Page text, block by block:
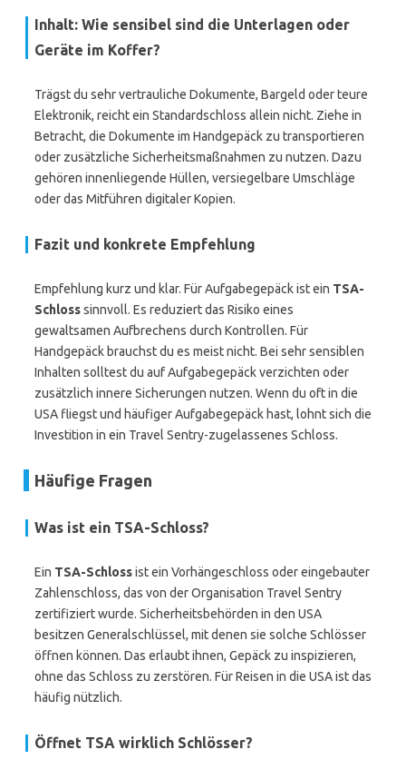
Inhalt: Wie sensibel sind die Unterlagen oder
Geräte im Koffer?
Trägst du sehr vertrauliche Dokumente, Bargeld oder teure
Elektronik, reicht ein Standardschloss allein nicht. Ziehe in
Betracht, die Dokumente im Handgepäck zu transportieren
oder zusätzliche Sicherheitsmaßnahmen zu nutzen. Dazu
gehören innenliegende Hüllen, versiegelbare Umschläge
oder das Mitführen digitaler Kopien.
Fazit und konkrete Empfehlung
Empfehlung kurz und klar. Für Aufgabegepäck ist ein TSA-
Schlosssinnvoll. Es reduziert das Risiko eines
gewaltsamen Aufbrechens durch Kontrollen. Für
Handgepäck brauchst du es meist nicht. Bei sehr sensiblen
Inhalten solltest du auf Aufgabegepäck verzichten oder
zusätzlich innere Sicherungen nutzen. Wenn du oft in die
USA fliegst und häufiger Aufgabegepäck hast, lohnt sich die
Investition in ein Travel Sentry-zugelassenes Schloss.
Häufige Fragen
Was ist ein TSA-Schloss?
Ein TSA-Schlossist ein Vorhängeschloss oder eingebauter
Zahlenschloss, das von der Organisation Travel Sentry
zertifiziert wurde. Sicherheitsbehörden in den USA
besitzen Generalschlüssel, mit denen sie solche Schlösser
öffnen können. Das erlaubt ihnen, Gepäck zu inspizieren,
ohne das Schloss zu zerstören. Für Reisen in die USA ist das
häufig nützlich.
Öffnet TSA wirklich Schlösser?